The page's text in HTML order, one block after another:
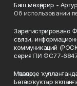
Баш мөхәррир - Артур
Об использовании
Зарегистрировано
связи,
коммуникаций
серия ПИ ФС77-
Мәҡәләләрҙе
Бөтә хоҡуҡтар